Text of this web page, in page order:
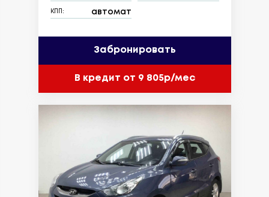
КПП: автомат
Забронировать
В кредит от 9 805р/мес